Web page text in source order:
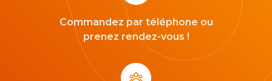
Commandez par téléphone ou
prenez rendez-vous !